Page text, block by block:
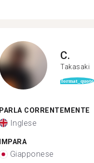
C.
Takasaki
format_quote
PARLA CORRENTEMENTE
Inglese
IMPARA
Giapponese